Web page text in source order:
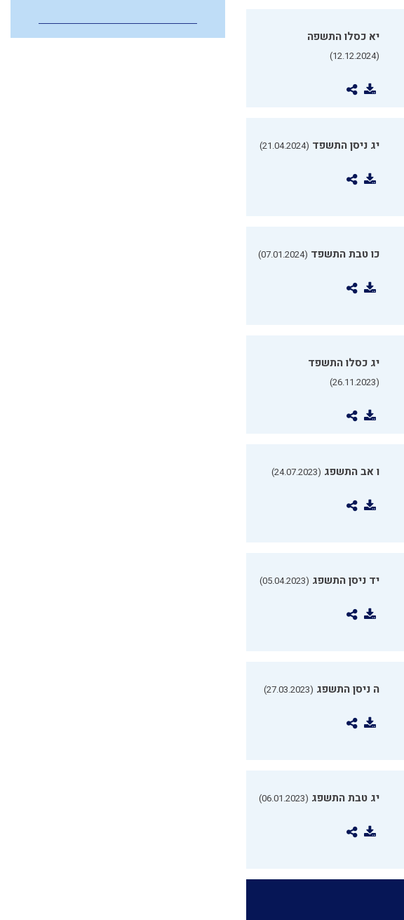
יא כסלו התשפה
(12.12.2024)
יג ניסן התשפד (21.04.2024)
כו טבת התשפד (07.01.2024)
יג כסלו התשפד
(26.11.2023)
ו אב התשפג (24.07.2023)
יד ניסן התשפג (05.04.2023)
ה ניסן התשפג (27.03.2023)
יג טבת התשפג (06.01.2023)